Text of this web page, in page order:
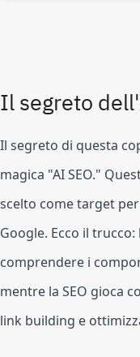
Il segreto
Il segreto di questa
magica "AI SEO."
scelto come target
Google. Ecco il
comprendere i
mentre la SEO gioca
link building e